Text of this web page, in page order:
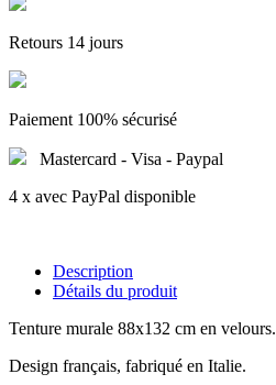
Retours 14 jours
Paiement 100% sécurisé
Mastercard - Visa - Paypal
4 x avec PayPal disponible
Description
Détails du produit
Tenture murale 88x132 cm en velours.
Design français, fabriqué en Italie.